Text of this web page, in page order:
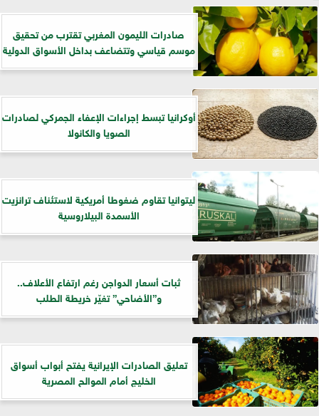
صادرات الليمون المغربي تقترب من تحقيق
موسم قياسي وتتضاعف بداخل الأسواق الدولية
أوكرانيا تبسط إجراءات الإعفاء الجمركي لصادرات
الصويا والكانولا
ليتوانيا تقاوم ضغوطا أمريكية لاستئناف ترانزيت
الأسمدة البيلاروسية
ثبات أسعار الدواجن رغم ارتفاع الأعلاف..
و”الأضاحي” تغيّر خريطة الطلب
تعليق الصادرات الإيرانية يفتح أبواب أسواق
الخليج أمام الموالح المصرية